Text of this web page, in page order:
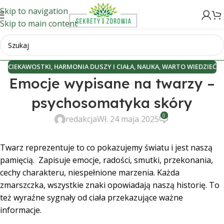
Skip to navigation
Skip to main content
CIEKAWOSTKI, HARMONIA DUSZY I CIAŁA, NAUKA,WARTO WIEDZIEĆ
Emocje wypisane na twarzy –
psychosomatyka skóry
redakcjaWł. 24 maja 2025 0
Twarz reprezentuje to co pokazujemy światu i jest naszą
pamięcią. Zapisuje emocje, radości, smutki, przekonania,
cechy charakteru, niespełnione marzenia. Każda
zmarszczka, wszystkie znaki opowiadają naszą historię. To
też wyraźne sygnały od ciała przekazujące ważne
informacje.